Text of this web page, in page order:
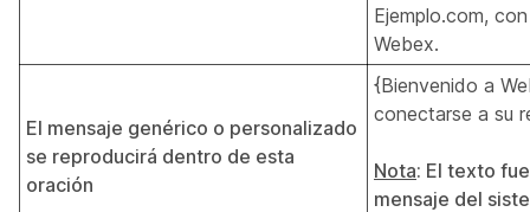
Ejemplo.com,
Webex.
El mensaje genérico o personalizado
se reproducirá dentro de esta
oración
{Bienvenido a
conectarse a su
Nota: El texto
mensaje del